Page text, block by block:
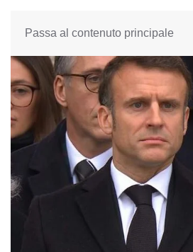
Passa al contenuto principale